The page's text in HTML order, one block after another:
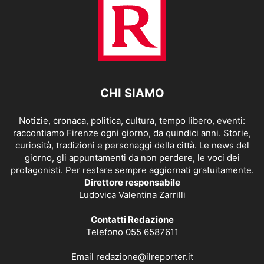
CHI SIAMO
Notizie, cronaca, politica, cultura, tempo libero, eventi:
raccontiamo Firenze ogni giorno, da quindici anni. Storie,
curiosità, tradizioni e personaggi della città. Le news del
giorno, gli appuntamenti da non perdere, le voci dei
protagonisti. Per restare sempre aggiornati gratuitamente.
Direttore responsabile
Ludovica Valentina Zarrilli
Contatti Redazione
Telefono 055 6587611
Email redazione@ilreporter.it